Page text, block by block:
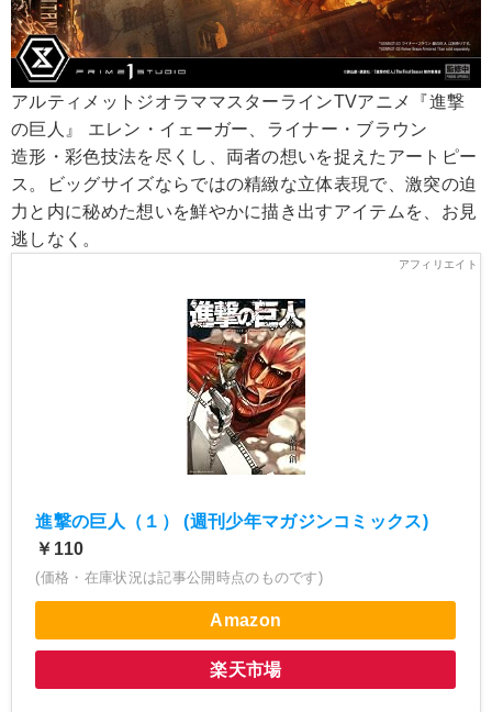
アルティメットジオラママスターラインTVアニメ『進撃
の巨人』 エレン・イェーガー、ライナー・ブラウン
造形・彩色技法を尽くし、両者の想いを捉えたアートピー
ス。ビッグサイズならではの精緻な立体表現で、激突の迫
力と内に秘めた想いを鮮やかに描き出すアイテムを、お見
逃しなく。
進撃の巨人（１） (週刊少年マガジンコミックス)
￥110
(価格・在庫状況は記事公開時点のものです)
Amazon
楽天市場